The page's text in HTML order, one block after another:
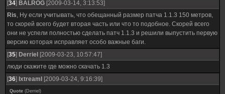
[34] BALROG [2009-03-14, 3:13:53]
Ris, Ну если учитывать, что обещанный размер патча 1.1.3 150 метров,
то скорей всего будет вторая часть или что то подобное. Скорей всего
они не успели полностью сделать патч 1.1.3 и решили выпустить первую
версию которая исправляет особо важные баги.
[35] Derriel [2009-03-23, 10:57:47]
люди скажите где можно скачать 1.3
[36] IxtreamI [2009-03-24, 9:16:39]
Quote (Derriel )